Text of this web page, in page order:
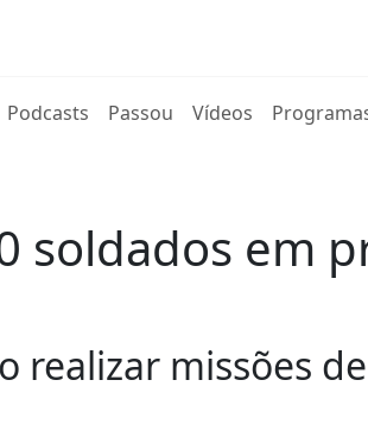
Podcasts Passou Vídeos
soldados em
realizar missões